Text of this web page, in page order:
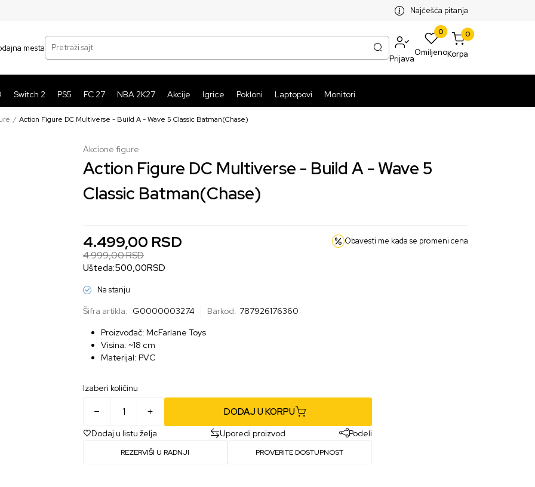
BESPLATNA ISPORUKA PAKETA PREKO 5999 RSDNajčešća pitanja
mesta
Pretraži sajt
Prijava
0
Omiljeno
0
Korpa
Switch 2 PS5 FC 27 NBA 2K27 Akcije Igrice Pokloni Laptopovi Monitori
Action Figure DC Multiverse - Build A - Wave 5 Classic Batman(Chase)
Akcione figure
Action Figure DC Multiverse - Build A - Wave 5
Classic Batman(Chase)
4.499,00 RSD
4.999,00RSD
Ušteda:500,00RSD
Obavesti me kada se promeni cena
Na stanju
Šifra artikla: G0000003274 Barkod: 787926176360
Proizvođač: McFarlane Toys
Visina: ~18 cm
Materijal: PVC
Izaberi količinu
DODAJ U KORPU
Dodaj u listu želja Uporedi proizvod Podeli
REZERVIŠI U RADNJI PROVERITE DOSTUPNOST